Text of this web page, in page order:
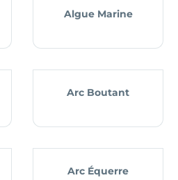
Algue Marine
Arc Boutant
Arc Équerre